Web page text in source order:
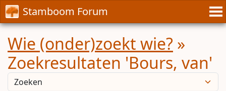
Stamboom Forum
Wie (onder)zoekt wie? »
Zoekresultaten 'Bours, van'